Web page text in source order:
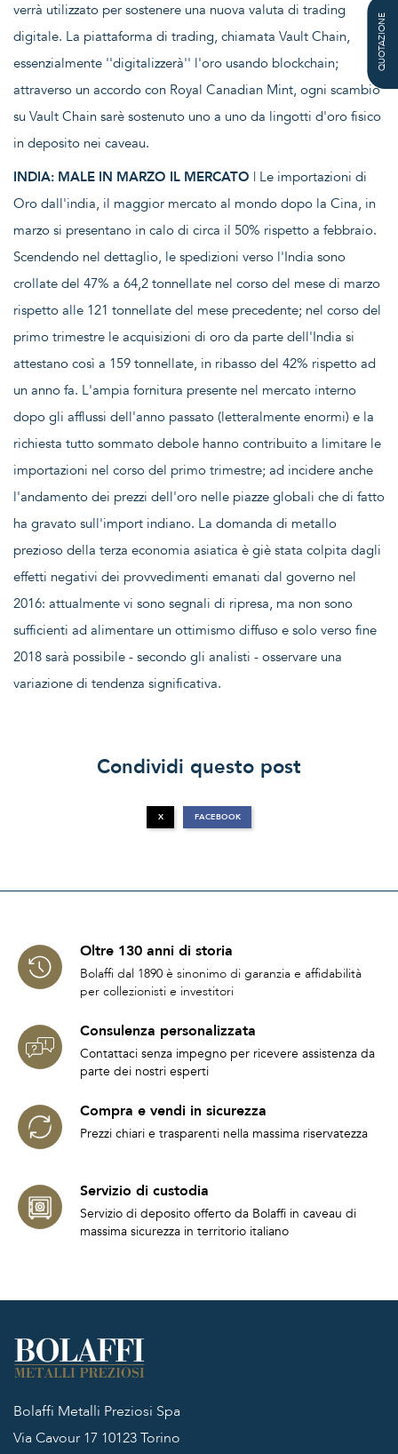
verrà utilizzato per sostenere una nuova valuta di trading
digitale. La piattaforma di trading, chiamata Vault Chain,
essenzialmente ''digitalizzerà'' l'oro usando blockchain;
attraverso un accordo con Royal Canadian Mint, ogni scambio
su Vault Chain sarè sostenuto uno a uno da lingotti d'oro fisico
in deposito nei caveau.
INDIA: MALE IN MARZO IL MERCATO | Le importazioni di
Oro dall'india, il maggior mercato al mondo dopo la Cina, in
marzo si presentano in calo di circa il 50% rispetto a febbraio.
Scendendo nel dettaglio, le spedizioni verso l'India sono
crollate del 47% a 64,2 tonnellate nel corso del mese di marzo
rispetto alle 121 tonnellate del mese precedente; nel corso del
primo trimestre le acquisizioni di oro da parte dell'India si
attestano così a 159 tonnellate, in ribasso del 42% rispetto ad
un anno fa. L'ampia fornitura presente nel mercato interno
dopo gli afflussi dell'anno passato (letteralmente enormi) e la
richiesta tutto sommato debole hanno contribuito a limitare le
importazioni nel corso del primo trimestre; ad incidere anche
l'andamento dei prezzi dell'oro nelle piazze globali che di fatto
ha gravato sull'import indiano. La domanda di metallo
prezioso della terza economia asiatica è giè stata colpita dagli
effetti negativi dei provvedimenti emanati dal governo nel
2016: attualmente vi sono segnali di ripresa, ma non sono
sufficienti ad alimentare un ottimismo diffuso e solo verso fine
2018 sarà possibile - secondo gli analisti - osservare una
variazione di tendenza significativa.
Condividi questo post
X FACEBOOK
Oltre 130 anni di storia
Bolaffi dal 1890 è sinonimo di garanzia e affidabilità
per collezionisti e investitori
Consulenza personalizzata
Contattaci senza impegno per ricevere assistenza da
parte dei nostri esperti
Compra e vendi in sicurezza
Prezzi chiari e trasparenti nella massima riservatezza
Servizio di custodia
Servizio di deposito offerto da Bolaffi in caveau di
massima sicurezza in territorio italiano
QUOTAZIONE
Bolaffi Metalli Preziosi Spa
Via Cavour 17 10123 Torino